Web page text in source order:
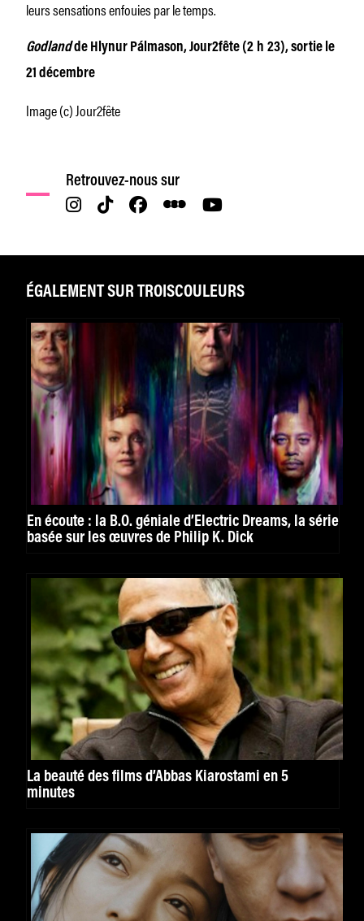
leurs sensations enfouies par le temps.
Godlandde Hlynur Pálmason, Jour2fête (2 h 23), sortie le
21 décembre
Image (c) Jour2fête
Retrouvez-nous sur
ÉGALEMENT SUR TROISCOULEURS
En écoute : la B.O. géniale d’Electric Dreams, la série
basée sur les œuvres de Philip K. Dick
La beauté des films d’Abbas Kiarostami en 5
minutes